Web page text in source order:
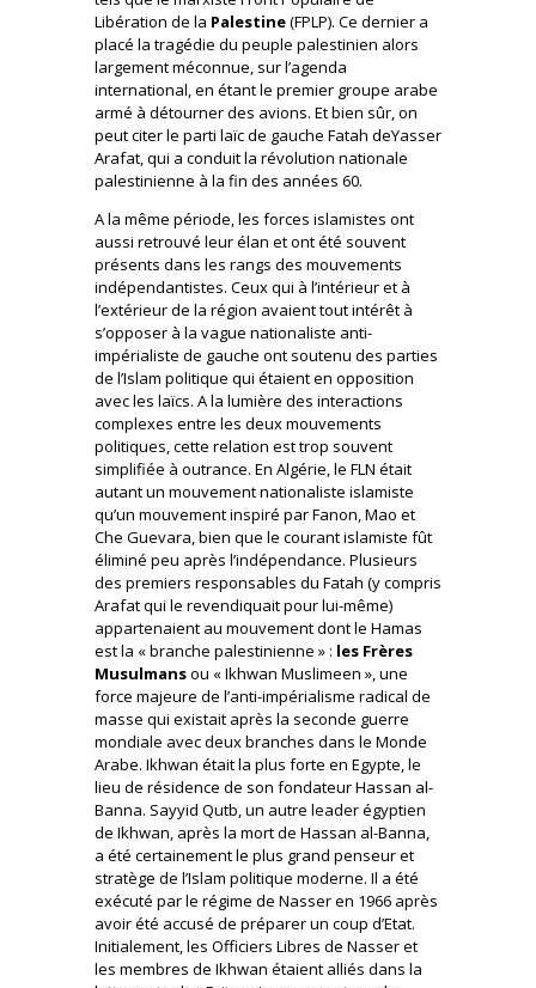
Libération de la Palestine(FPLP). Ce dernier a
placé la tragédie du peuple palestinien alors
largement méconnue, sur l’agenda
international, en étant le premier groupe arabe
armé à détourner des avions. Et bien sûr, on
peut citer le parti laïc de gauche Fatah deYasser
Arafat, qui a conduit la révolution nationale
palestinienne à la fin des années 60.
A la même période, les forces islamistes ont
aussi retrouvé leur élan et ont été souvent
présents dans les rangs des mouvements
indépendantistes. Ceux qui à l’intérieur et à
l’extérieur de la région avaient tout intérêt à
s’opposer à la vague nationaliste anti-
impérialiste de gauche ont soutenu des parties
de l’Islam politique qui étaient en opposition
avec les laïcs. A la lumière des interactions
complexes entre les deux mouvements
politiques, cette relation est trop souvent
simplifiée à outrance. En Algérie, le FLN était
autant un mouvement nationaliste islamiste
qu’un mouvement inspiré par Fanon, Mao et
Che Guevara, bien que le courant islamiste fût
éliminé peu après l’indépendance. Plusieurs
des premiers responsables du Fatah (y compris
Arafat qui le revendiquait pour lui-même)
appartenaient au mouvement dont le Hamas
est la « branche palestinienne » : les Frères
Musulmansou « Ikhwan Muslimeen », une
force majeure de l’anti-impérialisme radical de
masse qui existait après la seconde guerre
mondiale avec deux branches dans le Monde
Arabe. Ikhwan était la plus forte en Egypte, le
lieu de résidence de son fondateur Hassan al-
Banna. Sayyid Qutb, un autre leader égyptien
de Ikhwan, après la mort de Hassan al-Banna,
a été certainement le plus grand penseur et
stratège de l’Islam politique moderne. Il a été
exécuté par le régime de Nasser en 1966 après
avoir été accusé de préparer un coup d’Etat.
Initialement, les Officiers Libres de Nasser et
les membres de Ikhwan étaient alliés dans la